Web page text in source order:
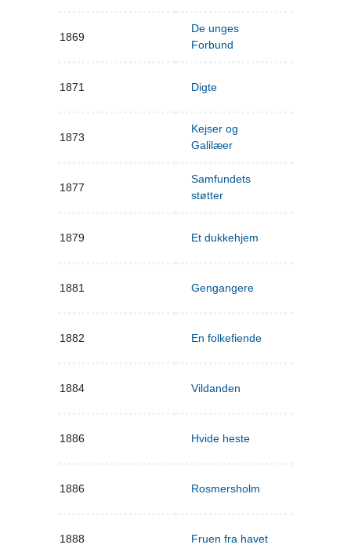
1869
De unges
Forbund
1871 Digte
1873
Kejser og
Galilæer
1877
Samfundets
støtter
1879 Et dukkehjem
1881 Gengangere
1882 En folkefiende
1884 Vildanden
1886 Hvide heste
1886 Rosmersholm
1888 Fruen fra havet